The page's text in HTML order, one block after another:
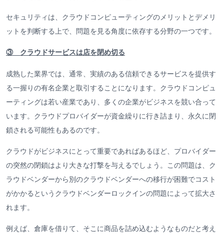
セキュリティは、クラウドコンピューティングのメリットとデメリ
ットを判断する上で、問題を見る角度に依存する分野の一つです。
③ クラウドサービスは店を閉め切る
成熟した業界では、通常、実績のある信頼できるサービスを提供す
る一握りの有名企業と取引することになります。クラウドコンピュ
ーティングは若い産業であり、多くの企業がビジネスを競い合って
います。クラウドプロバイダーが資金繰りに行き詰まり、永久に閉
鎖される可能性もあるのです。
クラウドがビジネスにとって重要であればあるほど、プロバイダー
の突然の閉鎖はより大きな打撃を与えるでしょう。この問題は、ク
ラウドベンダーから別のクラウドベンダーへの移行が困難でコスト
がかかるというクラウドベンダーロックインの問題によって拡大さ
れます。
例えば、倉庫を借りて、そこに商品を詰め込むようなものだと考え